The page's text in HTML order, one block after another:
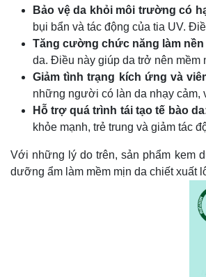
Bảo vệ da khỏi môi trường có
bụi bẩn và tác động của tia UV.
Tăng cường chức năng làm nền
da. Điều này giúp da trở nên mềm
Giảm tình trạng kích ứng và
những người có làn da nhạy cảm,
Hỗ trợ quá trình tái tạo tế bào
khỏe mạnh, trẻ trung và giảm tác
Với những lý do trên, sản phẩm kem
dưỡng ẩm làm mềm mịn da chiết xuất